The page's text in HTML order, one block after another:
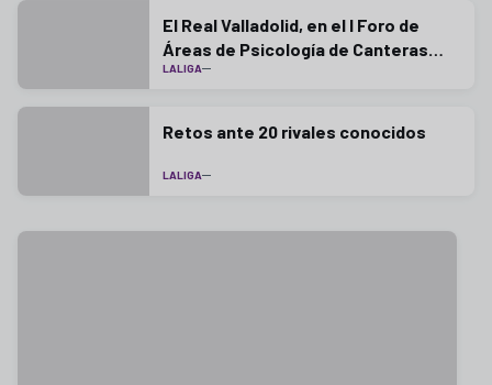
El Real Valladolid, en el I Foro de
Áreas de Psicología de Canteras
LaLiga
LALIGA
Retos ante 20 rivales conocidos
LALIGA